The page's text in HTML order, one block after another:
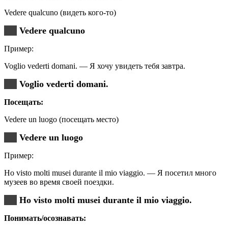
Vedere qualcuno (видеть кого-то)
Vedere qualcuno
Пример:
Voglio vederti domani. — Я хочу увидеть тебя завтра.
Voglio vederti domani.
Посещать:
Vedere un luogo (посещать место)
Vedere un luogo
Пример:
Ho visto molti musei durante il mio viaggio. — Я посетил много
музеев во время своей поездки.
Ho visto molti musei durante il mio viaggio.
Понимать/осознавать: